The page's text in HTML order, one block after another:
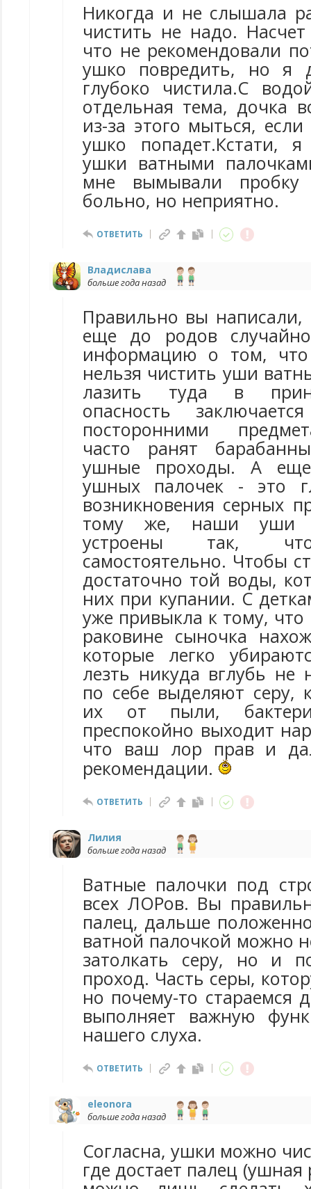
Никогда и не слышала
чистить не надо.
что не рекомендовали
ушко повредить, но я
глубоко чистила.С
отдельная тема, дочка
из-за этого мыться,
ушко попадет.Кстати, я
ушки ватными
мне вымывали
больно, но неприятно.
ОТВЕТИТЬ
Владислава
больше года назад
Правильно вы
еще до родов
информацию о том,
нельзя чистить уши
лазить туда в
опасность
посторонними
часто ранят
ушные проходы. А еще
ушных палочек - это
возникновения серных
тому же, наши уши
устроены так,
самостоятельно. Чтобы
достаточно той воды,
них при купании. С
уже привыкла к тому,
раковине сыночка
которые легко
лезть никуда вглубь
по себе выделяют серу,
их от пыли,
преспокойно выходит
что ваш лор прав и
рекомендации.
ОТВЕТИТЬ
Лилия
больше года назад
Ватные палочки под
всех ЛОРов. Вы
палец, дальше
ватной палочкой можно
затолкать серу, но и
проход. Часть серы,
но почему-то стараемся
выполняет важную
нашего слуха.
ОТВЕТИТЬ
eleonora
больше года назад
Согласна, ушки можно
где достает палец